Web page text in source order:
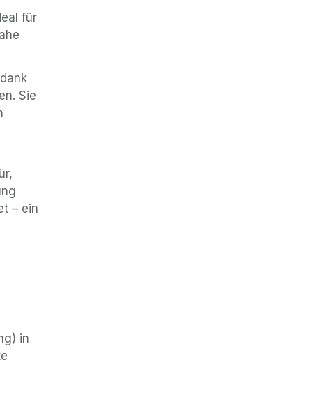
für
Sie
– ein
in